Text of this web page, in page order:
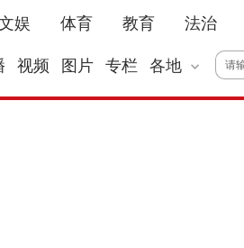
娱 体育 教育 法治
视频 图片 专栏 各地